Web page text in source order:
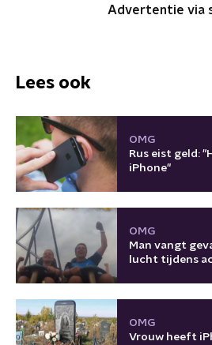
Advertentie via
Lees ook
OMG
Rus eist geld:
iPhone"
OMG
Man vangt
lucht tijdens
OMG
Vrouw heeft